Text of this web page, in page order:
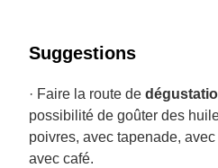
Suggestions
· Faire la route de
possibilité de goûter des
poivres, avec tapenade,
avec café.